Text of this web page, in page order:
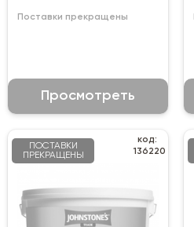
Поставки прекращены
Просмотреть
ПОСТАВКИ
ПРЕКРАЩЕНЫ
код:
136220